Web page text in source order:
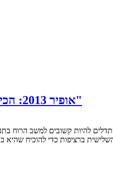
אופיר 2013: הכירו את הקטגוריה החדשה-ישנה "הסרט הקצר העלילתי הטוב ביותר"
ברציפות כדי להוכיח